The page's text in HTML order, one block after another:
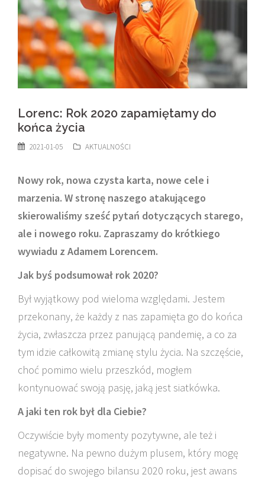
Lorenc: Rok 2020 zapamiętamy do
końca życia
2021-01-05 AKTUALNOŚCI
Nowy rok, nowa czysta karta, nowe cele i
marzenia. W stronę naszego atakującego
skierowaliśmy sześć pytań dotyczących starego,
ale i nowego roku. Zapraszamy do krótkiego
wywiadu z Adamem Lorencem.
Jak byś podsumował rok 2020?
Był wyjątkowy pod wieloma względami. Jestem
przekonany, że każdy z nas zapamięta go do końca
życia, zwłaszcza przez panującą pandemię, a co za
tym idzie całkowitą zmianę stylu życia. Na szczęście,
choć pomimo wielu przeszkód, mogłem
kontynuować swoją pasję, jaką jest siatkówka.
A jaki ten rok był dla Ciebie?
Oczywiście były momenty pozytywne, ale też i
negatywne. Na pewno dużym plusem, który mogę
dopisać do swojego bilansu 2020 roku, jest awans